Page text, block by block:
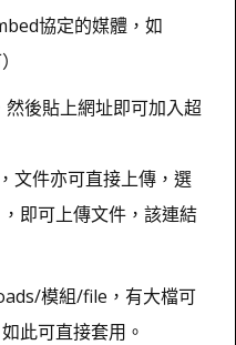
協定的媒體，如
後貼上網址即可加入超
文件亦可直接上傳，選
即可上傳文件，該連結
模組/file，有大檔可
此可直接套用。